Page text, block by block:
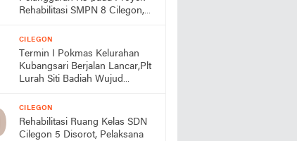
Rehabilitasi SMPN 8 Cilegon,
CILEGON
Termin I Pokmas Kelurahan
Kubangsari Berjalan Lancar,Plt
Lurah Siti Badiah Wujud
Lingkungan
CILEGON
Rehabilitasi Ruang Kelas SDN
Cilegon 5 Disorot, Pelaksana